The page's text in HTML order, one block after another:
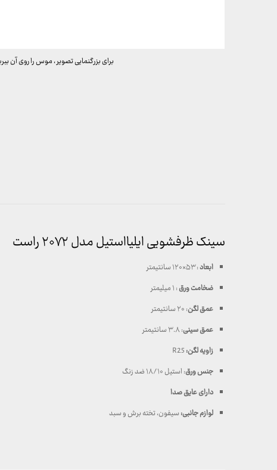
برای بزرگنمایی تصویر ، موس را روی آن
سینک ظرفشویی ایلیااستیل مدل ۲۰۷۲ راست
ابعاد: ۵۳×۱۲۰ سانتیمتر
ضخامت ورق: ۱ میلیمتر
عمق لگن: ۲۰ سانتیمتر
عمق سینی: ۳.۸ سانتیمتر
زاویه لگن:
جنس ورق: استیل ۱۸/۱۰ ضد زنگ
دارای عایق صدا
لوازم جانبی:سیفون، تخته برش و سبد